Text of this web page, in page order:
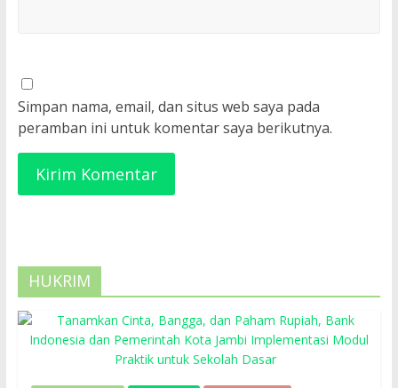
Simpan nama, email, dan situs web saya pada
peramban ini untuk komentar saya berikutnya.
HUKRIM